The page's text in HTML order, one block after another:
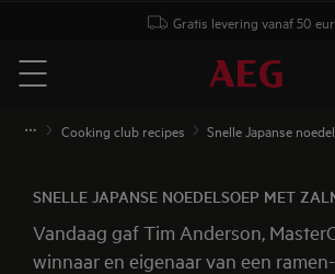
Gratis levering vanaf 50
Menu
Cooking club recipes Snelle Japanse
SNELLE JAPANSE NOEDELSOEP MET
Vandaag gaf Tim Anderson,
winnaar en eigenaar van een